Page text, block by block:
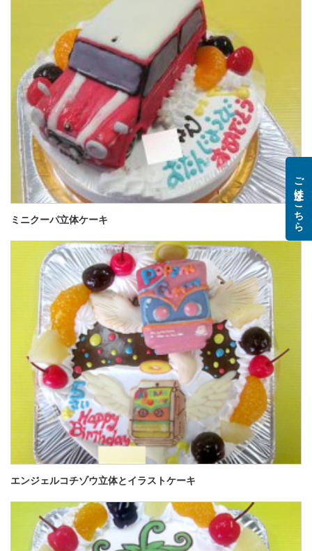
ミニクーパ立体ケーキ
エンジェルコチゾウ立体とイラストケーキ
ご注文はこちら